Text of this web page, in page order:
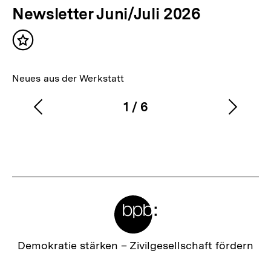
Newsletter Juni/Juli 2026
Inhalt
Neues aus der Werkstatt
Karussellinhalt
1
von
/ 6
Vorherigen
Zur
Demokratie stärken – Zivilgesellschaft fördern